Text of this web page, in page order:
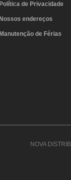
Política de Privacidade
Nossos endereços
Manutenção de Férias
NOVA